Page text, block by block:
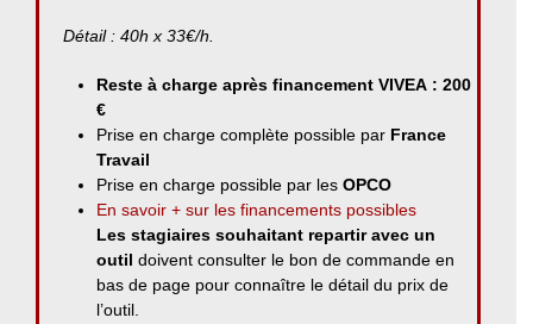
Détail : 40h x 33€/h.
Reste à charge après financement VIVEA : 200
€
Prise en charge complète possible par France
Travail
Prise en charge possible par lesOPCO
En savoir + sur les financements possibles
Les stagiaires souhaitant repartir avec un
outil doivent consulter le bon de commande en
bas de page pour connaître le détail du prix de
l’outil.